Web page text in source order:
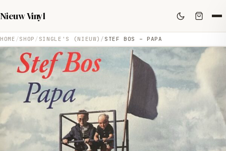
Nieuw Vinyl
HOME SHOP SINGLE'S (NIEUW) STEF BOS – PAPA